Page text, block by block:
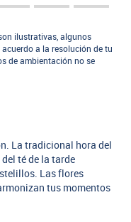
ilustrativas, algunos
a la resolución de tu
de ambientación no se
La tradicional hora del
té de la tarde
Las flores
tus momentos